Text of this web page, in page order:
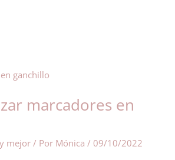
marcadores en
mejor / Por Mónica/ 09/10/2022